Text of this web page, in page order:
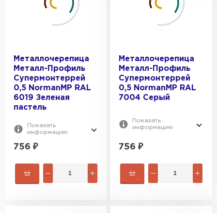
Металлочерепица
Металл-Профиль
Супермонтеррей
0,5 NormanMP RAL
6019 Зеленая
пастель
Показать
информацию
756 ₽
Металлочерепица
Металл-Профиль
Супермонтеррей
0,5 NormanMP RAL
7004 Серый
Показать
информацию
756 ₽